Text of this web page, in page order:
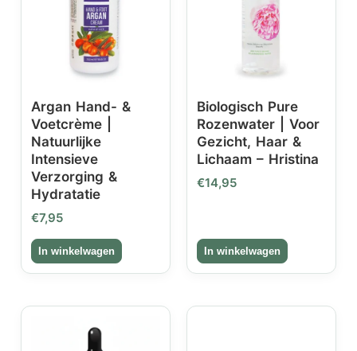
Argan Hand- &
Voetcrème |
Natuurlijke
Intensieve
Verzorging &
Hydratatie
€7,95
Biologisch Pure
Rozenwater | Voor
Gezicht, Haar &
Lichaam – Hristina
€14,95